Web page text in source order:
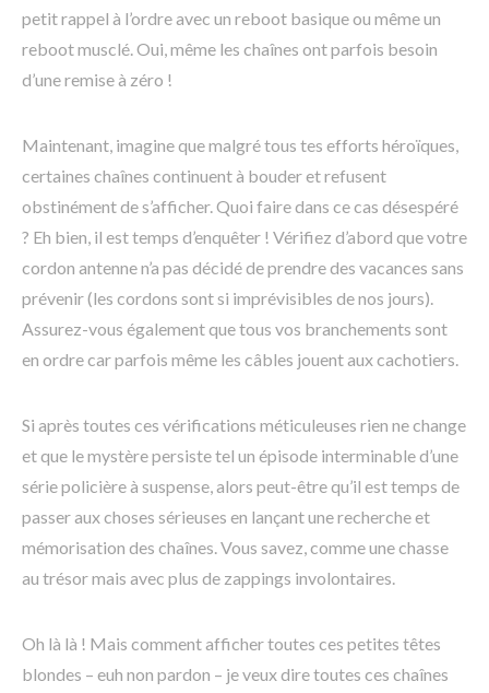
petit rappel à l’ordre avec un reboot basique ou même un
reboot musclé. Oui, même les chaînes ont parfois besoin
d’une remise à zéro !
Maintenant, imagine que malgré tous tes efforts héroïques,
certaines chaînes continuent à bouder et refusent
obstinément de s’afficher. Quoi faire dans ce cas désespéré
? Eh bien, il est temps d’enquêter ! Vérifiez d’abord que votre
cordon antenne n’a pas décidé de prendre des vacances sans
prévenir (les cordons sont si imprévisibles de nos jours).
Assurez-vous également que tous vos branchements sont
en ordre car parfois même les câbles jouent aux cachotiers.
Si après toutes ces vérifications méticuleuses rien ne change
et que le mystère persiste tel un épisode interminable d’une
série policière à suspense, alors peut-être qu’il est temps de
passer aux choses sérieuses en lançant une recherche et
mémorisation des chaînes. Vous savez, comme une chasse
au trésor mais avec plus de zappings involontaires.
Oh là là ! Mais comment afficher toutes ces petites têtes
blondes – euh non pardon – je veux dire toutes ces chaînes